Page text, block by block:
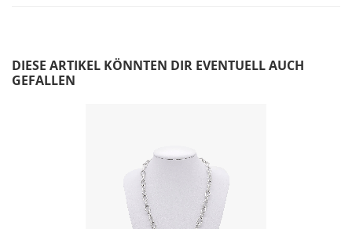
DIESE ARTIKEL KÖNNTEN DIR EVENTUELL AUCH
GEFALLEN